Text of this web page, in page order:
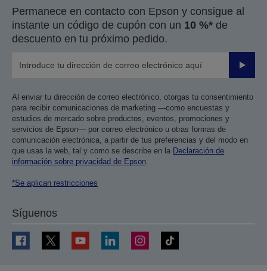
Permanece en contacto con Epson y consigue al
instante un código de cupón con un 10 %* de
descuento en tu próximo pedido.
Enviar
Al enviar tu dirección de correo electrónico, otorgas tu consentimiento
para recibir comunicaciones de marketing —como encuestas y
estudios de mercado sobre productos, eventos, promociones y
servicios de Epson— por correo electrónico u otras formas de
comunicación electrónica, a partir de tus preferencias y del modo en
que usas la web, tal y como se describe en la Declaración de
información sobre privacidad de Epson.
*Se aplican restricciones
Síguenos